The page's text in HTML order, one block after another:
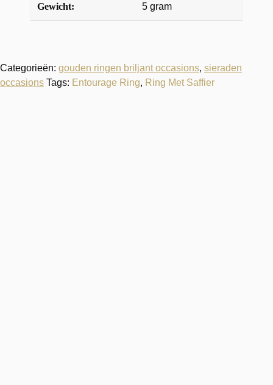
Gewicht: 5 gram
Categorieën: gouden ringen briljant occasions, sieraden
occasions Tags: Entourage Ring, Ring Met Saffier